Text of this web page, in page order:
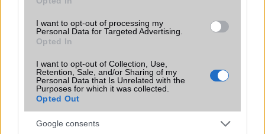
I want to opt-out of processing my
Personal Data for Targeted Advertising.
Opted In
I want to opt-out of Collection, Use,
Retention, Sale, and/or Sharing of my
Personal Data that Is Unrelated with the
Purposes for which it was collected.
Opted Out
Google consents
modell csak ilyen hálózatra tud csatlakozni. Amennyiben
zokszó nélkül lehet rajta telefonálni, visszaadja a „Kitt, gyere
ide” fílinget.
A Galaxy Watch 42 mm-es verziójában egy 270 mAh-s, míg a 46
mm-es modellben egy 472 mAh-s telep dolgozik (az előd
Galaxy S3-ban 380 mAh kapacitású akkumulátor található).
Ami az üzemidőt illeti, valóban elmegy három napig egy
feltöltéssel a kisebb Watch, azonban ehhez tenni is kell.
Először is érdemes limitálni a Wi-Fi használatot az órán és